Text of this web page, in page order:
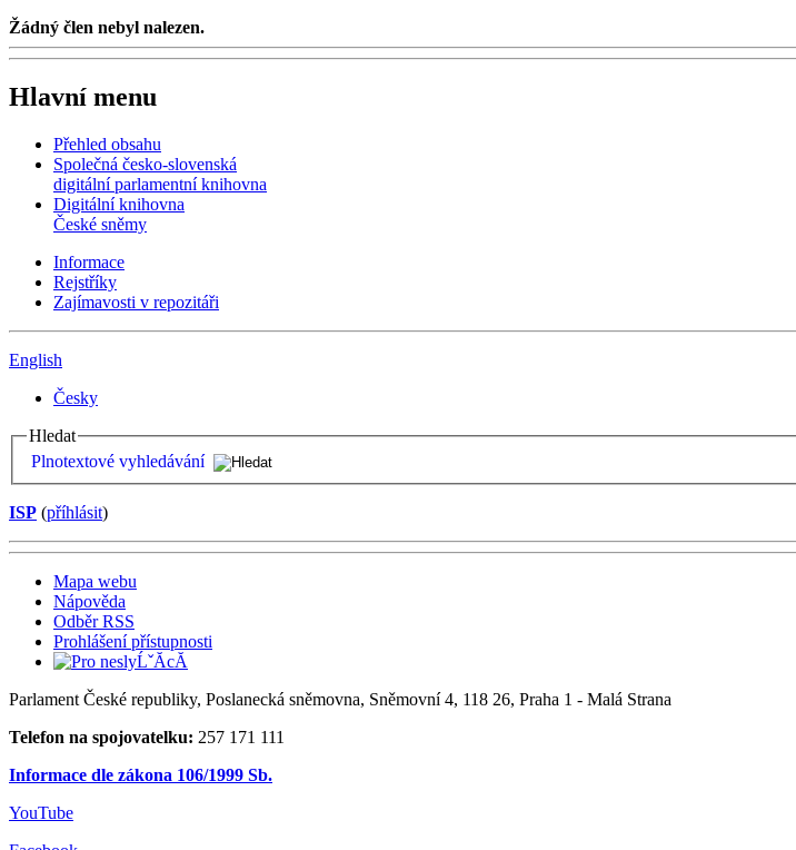
Žádný člen nebyl nalezen.
Hlavní menu
Přehled obsahu
Společná česko-slovenská
digitální parlamentní knihovna
Digitální knihovna
České sněmy
Informace
Rejstříky
Zajímavosti v repozitáři
English
Česky
Hledat
Plnotextové vyhledávání
ISP (příhlásit)
Mapa webu
Nápověda
Odběr RSS
Prohlášení přístupnosti
Parlament České republiky, Poslanecká sněmovna, Sněmovní 4, 118 26, Praha 1 - Malá Strana
Telefon na spojovatelku: 257 171 111
Informace dle zákona 106/1999 Sb.
YouTube